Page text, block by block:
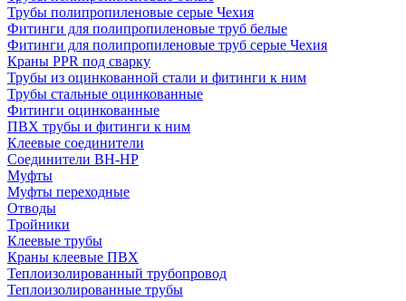
Трубы полипропиленовые серые Чехия
Фитинги для полипропиленовые труб белые
Фитинги для полипропиленовые труб серые Чехия
Краны PPR под сварку
Трубы из оцинкованной стали и фитинги к ним
Трубы стальные оцинкованные
Фитинги оцинкованные
ПВХ трубы и фитинги к ним
Клеевые соединители
Соединители ВН-НР
Муфты
Муфты переходные
Отводы
Тройники
Клеевые трубы
Краны клеевые ПВХ
Теплоизолированный трубопровод
Теплоизолированные трубы